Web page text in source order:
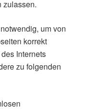
zulassen.
um von
korrekt
Internets
zu folgenden